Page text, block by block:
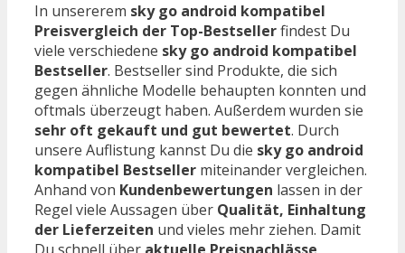
In unsererem sky go android kompatibel
Preisvergleich der Top-Bestsellerfindest Du
viele verschiedene sky go android kompatibel
Bestseller. Bestseller sind Produkte, die sich
gegen ähnliche Modelle behaupten konnten und
oftmals überzeugt haben. Außerdem wurden sie
sehr oft gekauft und gut bewertet. Durch
unsere Auflistung kannst Du die sky go android
kompatibel Bestseller miteinander vergleichen.
Anhand von Kundenbewertungen lassen in der
Regel viele Aussagen über Qualität, Einhaltung
der Lieferzeiten und vieles mehr ziehen. Damit